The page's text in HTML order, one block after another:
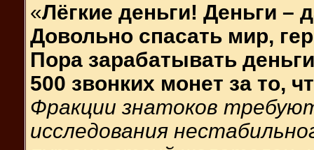
«Лёгкие деньги! Деньги –
Довольно спасать мир,
Пора зарабатывать
500 звонких монет за то,
Фракции знатоков
исследования